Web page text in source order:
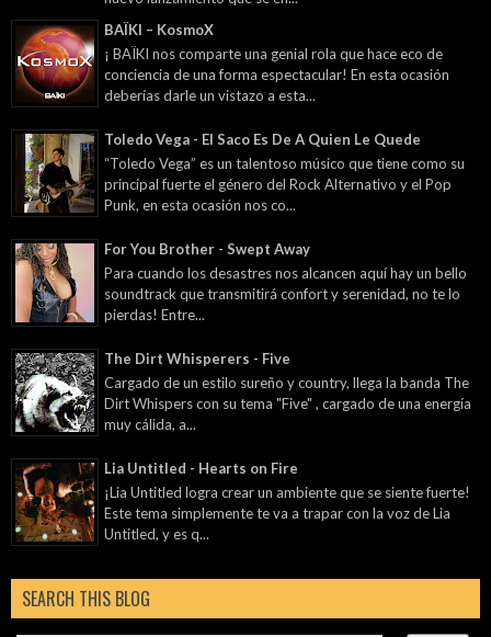
BAÏKI – KosmoX
¡ BAÏKI nos comparte una genial rola que hace eco de
conciencia de una forma espectacular! En esta ocasión
deberías darle un vistazo a esta...
Toledo Vega - El Saco Es De A Quien Le Quede
“Toledo Vega” es un talentoso músico que tiene como su
principal fuerte el género del Rock Alternativo y el Pop
Punk, en esta ocasión nos co...
For You Brother - Swept Away
Para cuando los desastres nos alcancen aquí hay un bello
soundtrack que transmitirá confort y serenidad, no te lo
pierdas! Entre...
The Dirt Whisperers - Five
Cargado de un estilo sureño y country, llega la banda The
Dirt Whispers con su tema "Five" , cargado de una energía
muy cálida, a...
Lia Untitled - Hearts on Fire
¡Lia Untitled logra crear un ambiente que se siente fuerte!
Este tema simplemente te va a trapar con la voz de Lia
Untitled, y es q...
SEARCH THIS BLOG